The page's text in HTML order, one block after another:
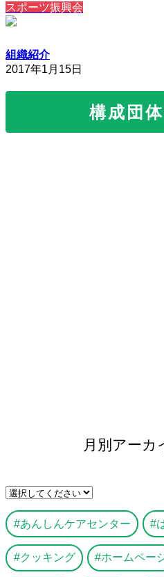
スポーツ振興会
組織紹介
2017年1月15日
構成団
月別アーカ
あんしんケアセンター
クッキング ホームペー